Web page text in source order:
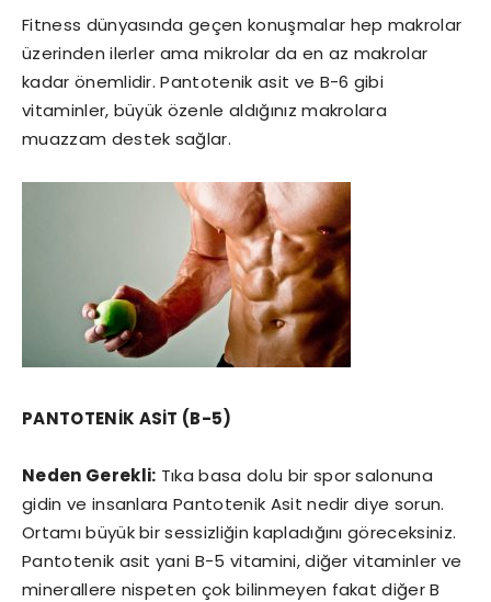
Fitness dünyasında geçen konuşmalar hep makrolar
üzerinden ilerler ama mikrolar da en az makrolar
kadar önemlidir. Pantotenik asit ve B-6 gibi
vitaminler, büyük özenle aldığınız makrolara
muazzam destek sağlar.
PANTOTENİK ASİT (B-5)
Neden Gerekli: Tıka basa dolu bir spor salonuna
gidin ve insanlara Pantotenik Asit nedir diye sorun.
Ortamı büyük bir sessizliğin kapladığını göreceksiniz.
Pantotenik asit yani B-5 vitamini, diğer vitaminler ve
minerallere nispeten çok bilinmeyen fakat diğer B